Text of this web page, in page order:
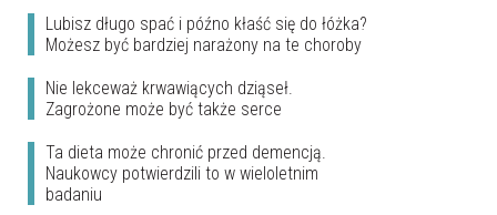
Lubisz długo spać i późno kłaść się do łóżka?
Możesz być bardziej narażony na te choroby
Nie lekceważ krwawiących dziąseł.
Zagrożone może być także serce
Ta dieta może chronić przed demencją.
Naukowcy potwierdzili to w wieloletnim
badaniu